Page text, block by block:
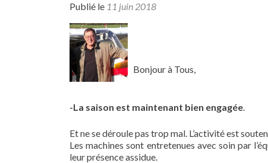
Publié le 11 juin 2018
Bonjour à Tous,
-La saison est maintenant bien engagée.
Et ne se déroule pas trop mal. L’activité est
Les machines sont entretenues avec soin par
leur présence assidue.